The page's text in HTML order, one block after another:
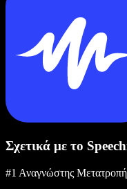
Σχετικά με το
#1 Αναγνώστης